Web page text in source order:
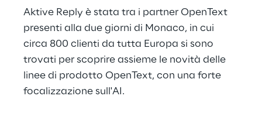
Aktive Reply è stata tra i partner OpenText
presenti alla due giorni di Monaco, in cui
circa 800 clienti da tutta Europa si sono
trovati per scoprire assieme le novità delle
linee di prodotto OpenText, con una forte
focalizzazione sull'AI.